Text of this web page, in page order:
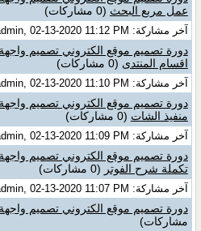
عمل مربع البحث (0 مشاركات)
آخر مشاركة: admin, 02-13-2020 11:12 PM
دورة تصميم موقع الكتروني تصميم
اقسام المنتدى (0 مشاركات)
آخر مشاركة: admin, 02-13-2020 11:10 PM
دورة تصميم موقع الكتروني تصميم
منفيذ الشات (0 مشاركات)
آخر مشاركة: admin, 02-13-2020 11:09 PM
دورة تصميم موقع الكتروني تصميم
تكملة شرح الفوتر (0 مشاركات)
آخر مشاركة: admin, 02-13-2020 11:07 PM
دورة تصميم موقع الكتروني تصميم
مشاركات)